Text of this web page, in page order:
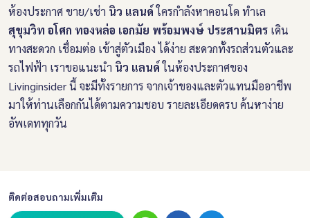
ห้องประกาศ ขาย/เช่า นิว แลนด์ใครกำลังหาคอนโด ทำเล
สุขุมวิท อโศก ทองหล่อ เอกมัย พร้อมพงษ์ ประสานมิตร เดิน
ทางสะดวก เชื่อมต่อ เข้าสู่ตัวเมือง ได้ง่าย สะดวกทั้งรถส่วนตัวและ
รถไฟฟ้า เราขอแนะนำ นิว แลนด์ในห้องประกาศของ
Livinginsider นี้ จะมีทั้งรายการ จากเจ้าของและตัวแทนมืออาชีพ
มาให้ท่านเลือกกันได้ตามความชอบ รายละเอียดครบ ค้นหาง่าย
อัพเดททุกวัน
ติดต่อสอบถามเพิ่มเติม